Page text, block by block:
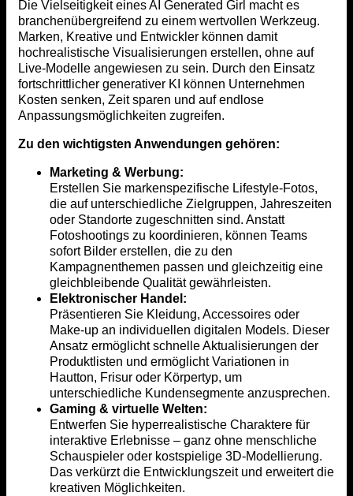
Die Vielseitigkeit eines AI Generated Girl macht es
branchenübergreifend zu einem wertvollen Werkzeug.
Marken, Kreative und Entwickler können damit
hochrealistische Visualisierungen erstellen, ohne auf
Live-Modelle angewiesen zu sein. Durch den Einsatz
fortschrittlicher generativer KI können Unternehmen
Kosten senken, Zeit sparen und auf endlose
Anpassungsmöglichkeiten zugreifen.
Zu den wichtigsten Anwendungen gehören:
Marketing & Werbung:
Erstellen Sie markenspezifische Lifestyle-Fotos,
die auf unterschiedliche Zielgruppen, Jahreszeiten
oder Standorte zugeschnitten sind. Anstatt
Fotoshootings zu koordinieren, können Teams
sofort Bilder erstellen, die zu den
Kampagnenthemen passen und gleichzeitig eine
gleichbleibende Qualität gewährleisten.
Elektronischer Handel:
Präsentieren Sie Kleidung, Accessoires oder
Make-up an individuellen digitalen Models. Dieser
Ansatz ermöglicht schnelle Aktualisierungen der
Produktlisten und ermöglicht Variationen in
Hautton, Frisur oder Körpertyp, um
unterschiedliche Kundensegmente anzusprechen.
Gaming & virtuelle Welten:
Entwerfen Sie hyperrealistische Charaktere für
interaktive Erlebnisse – ganz ohne menschliche
Schauspieler oder kostspielige 3D-Modellierung.
Das verkürzt die Entwicklungszeit und erweitert die
kreativen Möglichkeiten.